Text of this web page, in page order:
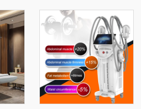
in
maščobe in celulita z
diodnim laserjem 1060
nm za oblikovanje
telesa in izgubo teže